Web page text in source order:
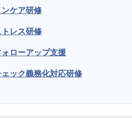
ケア研修
レス研修
ローアップ支援
ック義務化対応研修